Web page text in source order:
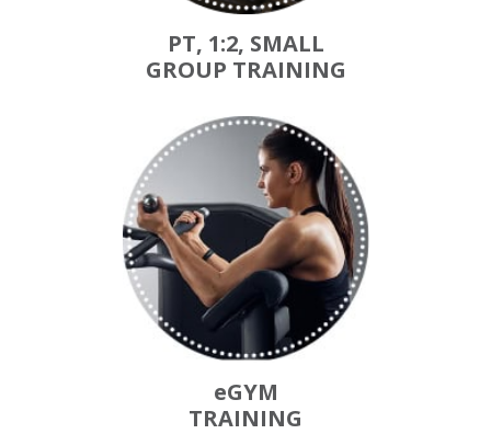
PT, 1:2, SMALL
GROUP TRAINING
eGYM
TRAINING